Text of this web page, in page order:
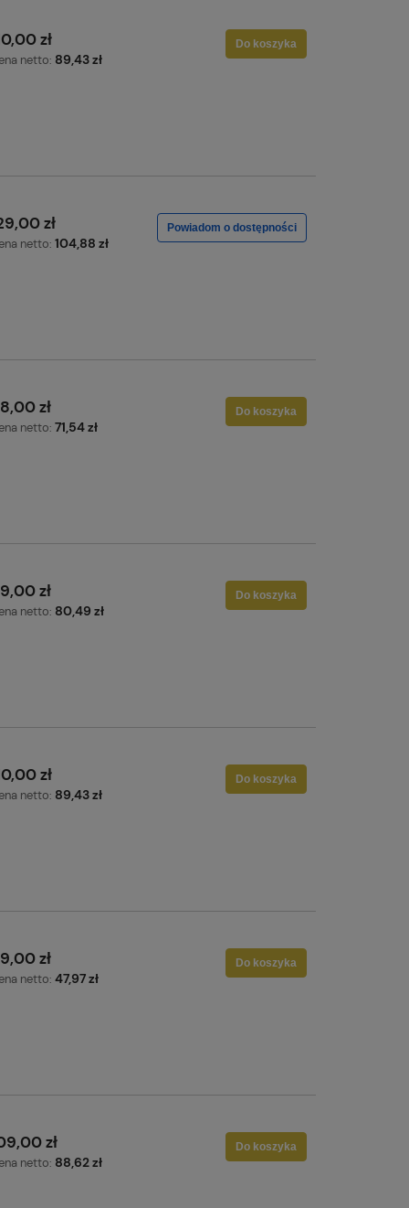
zł
netto: 89,43 zł
Do koszyka
zł
netto: 104,88 zł
Powiadom o dostępności
zł
netto: 71,54 zł
Do koszyka
zł
netto: 80,49 zł
Do koszyka
zł
netto: 89,43 zł
Do koszyka
zł
netto: 47,97 zł
Do koszyka
zł
netto: 88,62 zł
Do koszyka